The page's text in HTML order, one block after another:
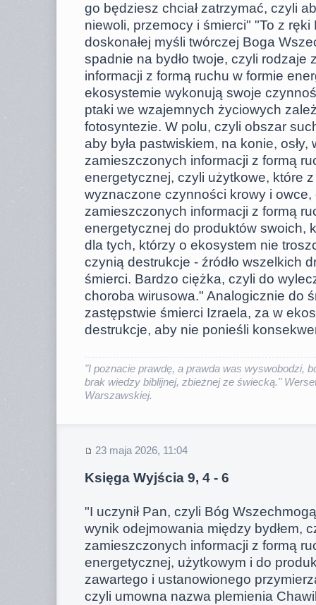
go będziesz chciał zatrzymać, czyli
niewoli, przemocy i śmierci" "To z
doskonałej myśli twórczej Boga
spadnie na bydło twoje, czyli rodzaje
informacji z formą ruchu w formie
ekosystemie wykonują swoje
ptaki we wzajemnych życiowych
fotosyntezie. W polu, czyli obszar
aby była pastwiskiem, na konie, osły,
zamieszczonych informacji z formą
energetycznej, czyli użytkowe, które
wyznaczone czynności krowy i owce,
zamieszczonych informacji z formą
energetycznej do produktów swoich,
dla tych, którzy o ekosystem nie
czynią destrukcje - źródło wszelkich
śmierci. Bardzo ciężka, czyli do
choroba wirusowa." Analogicznie do
zastępstwie śmierci Izraela, za w
destrukcje, aby nie ponieśli
"I poznacie prawdę, a prawda was wyswobodzi,
brak wiedzy biblijnej, zbieżnej ze świecką."
Warszawskiej.
23 maja 2026, 11:04
Księga Wyjścia 9, 4 - 6
"I uczynił Pan, czyli Bóg
wynik odejmowania między bydłem,
zamieszczonych informacji z formą
energetycznej, użytkowym i do
zawartego i ustanowionego
czyli umowna nazwa plemienia